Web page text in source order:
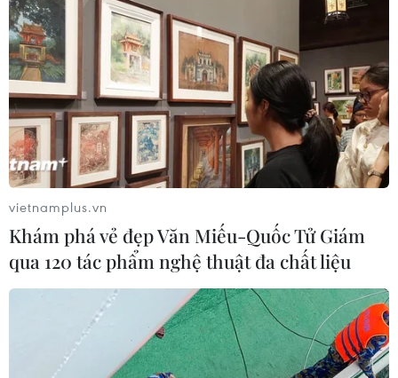
TIN LIÊN QUAN
vietnamplus.vn
Khám phá vẻ đẹp Văn Miếu-Quốc Tử Giám
qua 120 tác phẩm nghệ thuật đa chất liệu